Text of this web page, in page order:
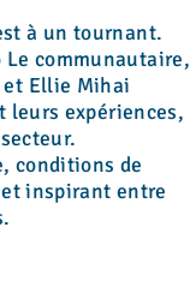
à un tournant.
Le communautaire,
et Ellie Mihai
expériences,
conditions de
inspirant entre